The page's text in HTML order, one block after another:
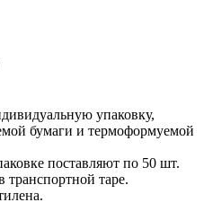
упаковку,
бумаги и термоформуемой
поставляют по 50 шт.
транспортной таре.